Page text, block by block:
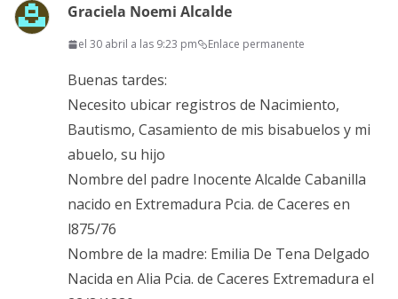
Graciela Noemi Alcalde
el 30 abril a las 9:23 pm Enlace permanente
Buenas tardes:
Necesito ubicar registros de Nacimiento,
Bautismo, Casamiento de mis bisabuelos y mi
abuelo, su hijo
Nombre del padre Inocente Alcalde Cabanilla
nacido en Extremadura Pcia. de Caceres en
l875/76
Nombre de la madre: Emilia De Tena Delgado
Nacida en Alia Pcia. de Caceres Extremadura el